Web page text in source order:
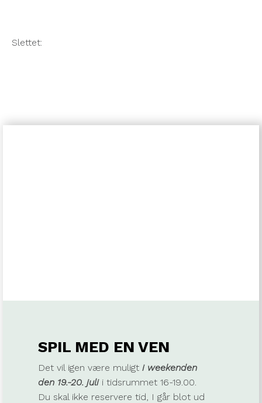
Slettet:
SPIL MED EN VEN
Det vil igen være muligt i weekenden
den 19.-20. julii tidsrummet 16-19.00.
Du skal ikke reservere tid, I går blot ud